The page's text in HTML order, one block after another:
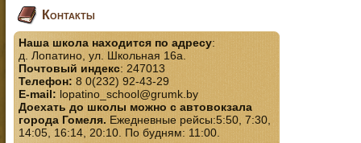
Контакты
Наша школа находится по адресу:
д. Лопатино, ул. Школьная 16а.
Почтовый индекс: 247013
Телефон:8 0(232) 92-43-29
E-mail:lopatino_school@grumk.by
Доехать до школы можно с автовокзала
города Гомеля. Ежедневные рейсы:5:50, 7:30,
14:05, 16:14, 20:10. По будням: 11:00.